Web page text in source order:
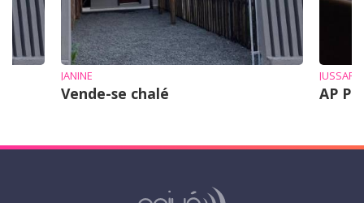
JANINE
Vende-se chalé
JUSSARA
AP